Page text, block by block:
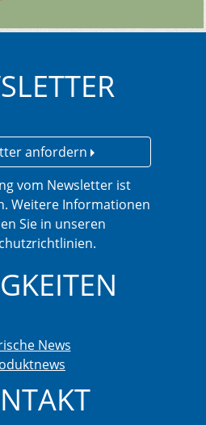
anfordern
vom Newsletter ist
Weitere Informationen
Sie in unseren
News